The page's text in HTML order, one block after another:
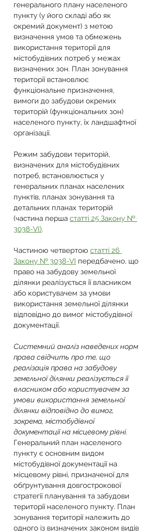
генерального плану населеного
пункту (у його складі або як
окремий документ) з метою
визначення умов та обмежень
використання території для
містобудівних потреб у межах
визначених зон. План зонування
території встановлює
функціональне призначення,
вимоги до забудови окремих
територій (функціональних зон)
населеного пункту, їх ландшафтної
організації.
Режим забудови територій,
визначених для містобудівних
потреб, встановлюється у
генеральних планах населених
пунктів, планах зонування та
детальних планах територій
(частина перша статті 25 Закону №
3038-VI).
Частиною четвертою статті 26
Закону № 3038-VI передбачено, що
право на забудову земельної
ділянки реалізується її власником
або користувачем за умови
використання земельної ділянки
відповідно до вимог містобудівної
документації.
Системний аналіз наведених норм
права свідчить про те, що
реалізація права на забудову
земельної ділянки реалізується її
власником або користувачем за
умови використання земельної
ділянки відповідно до вимог,
зокрема, містобудівної
документації на місцевому рівні.
Генеральний план населеного
пункту є основним видом
містобудівної документації на
місцевому рівні, призначеної для
обґрунтування довгострокової
стратегії планування та забудови
території населеного пункту. План
зонування території належить до
одного із визначених законом видів